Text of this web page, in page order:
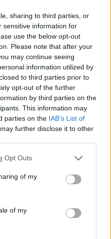
sharing to third parties, or
sensitive information for
use the below opt-out
Please note that after your
may continue seeing
information utilized by
to third parties prior to
opt-out of the further
by third parties on the
This information may
parties on the IAB’s List of
further disclose it to other
Opt Outs
of my
of my
27,6 δισ. € για το Α΄
τον Ιούνιο